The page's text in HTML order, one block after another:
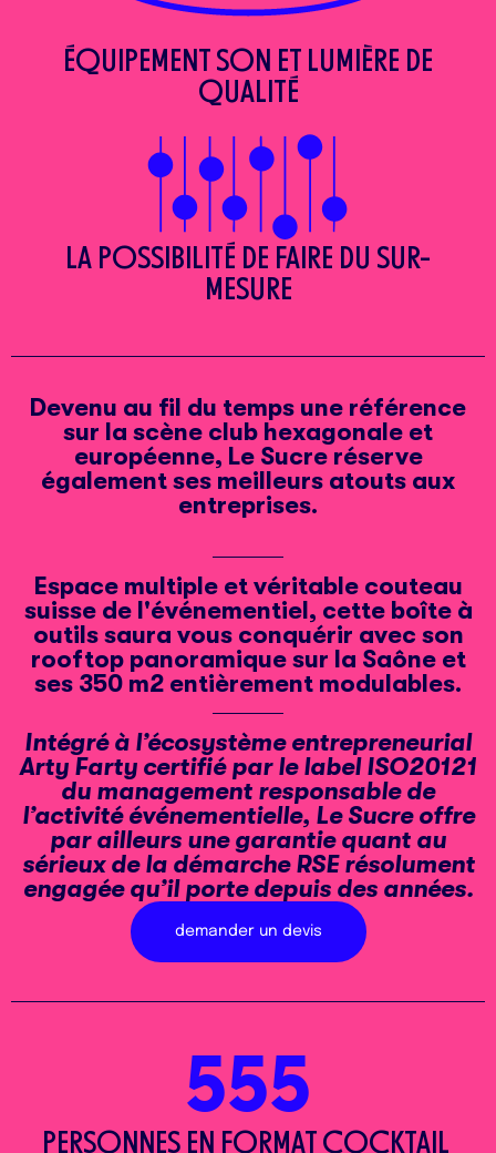
ÉQUIPEMENT SON ET LUMIÈRE DE
QUALITÉ
LA POSSIBILITÉ DE FAIRE DU SUR-
MESURE
Devenu au fil du temps une référence
sur la scène club hexagonale et
européenne, Le Sucre réserve
également ses meilleurs atouts aux
entreprises.
Espace multiple et véritable couteau
suisse de l'événementiel, cette boîte à
outils saura vous conquérir avec son
rooftop panoramique sur la Saône et
ses 350 m2 entièrement modulables.
Intégré à l’écosystème entrepreneurial
Arty Farty certifié par le label ISO20121
du management responsable de
l’activité événementielle, Le Sucre offre
par ailleurs une garantie quant au
sérieux de la démarche RSE résolument
engagée qu’il porte depuis des années.
demander un devis
555
PERSONNES EN FORMAT COCKTAIL